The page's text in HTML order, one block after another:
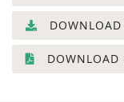
DOWNLOAD